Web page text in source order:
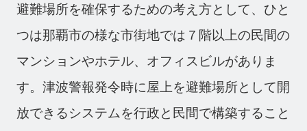
避難場所を確保するための考え方として、ひと
つは那覇市の様な市街地では７階以上の民間の
マンションやホテル、オフィスビルがありま
す。津波警報発令時に屋上を避難場所として開
放できるシステムを行政と民間で構築すること